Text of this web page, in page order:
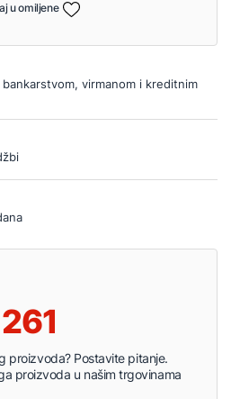
u omiljene
virmanom i kreditnim
proizvoda? Postavite pitanje.
proizvoda u našim trgovinama